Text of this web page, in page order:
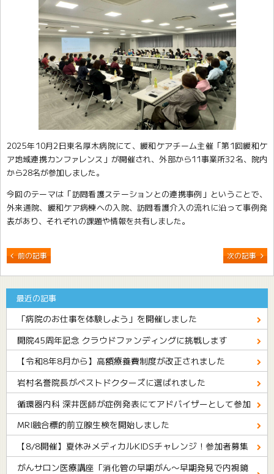
2025年10月2日東名厚木病院にて、緩和ケアチーム主催「第1回緩和ケ
ア地域連携カンファレンス」が開催され、外部から11事業所32名、院内
から28名が参加しました。
今回のテーマは「訪問看護ステーションとの連携事例」ということで、
外来通院、緩和ケア病棟への入院、訪問看護介入の流れに沿って事例発
表があり、それぞれの課題や情報を共有しました。
前の記事 次の記事
最近の記事
「病院のお仕事を体験しよう」を開催しました
開院45周年記念 クラウドファンディングに挑戦します
【令和8年8月から】高額療養費制度が改正されました
岩村名誉院長がベストドクターズに選ばれました
循環器内科 深井医師が症例発表にてアドバイザーとして参加
MRI融合標的前立腺生検を開始しました
【8/8開催】夏休みメディカルKIDSチャレンジ！参加者募集
がんサロン医療講座「消化管の早期がん〜早期発見で内視鏡